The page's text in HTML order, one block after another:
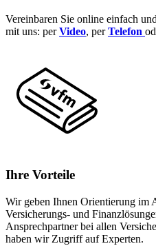
Vereinbaren Sie online einfach
mit uns: perVideo, perTelefon
Ihre Vorteile
Wir geben Ihnen Orientierung im
Versicherungs- und
Ansprechpartner bei allen
haben wir Zugriff auf Experten.